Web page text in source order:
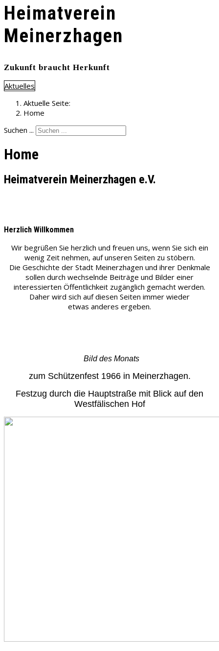
Heimatverein
Meinerzhagen
Zukunft braucht Herkunft
Aktuelles
Aktuelle Seite:
Home
Suchen ...
Home
Heimatverein Meinerzhagen e.V.
Herzlich Willkommen
Wir begrüßen Sie herzlich und freuen uns, wenn Sie sich ein
wenig Zeit nehmen, auf unseren Seiten zu stöbern.
Die Geschichte der Stadt Meinerzhagen und ihrer Denkmale
sollen durch wechselnde Beiträge und Bilder einer
interessierten Öffentlichkeit zugänglich gemacht werden.
Daher wird sich auf diesen Seiten immer wieder
etwas anderes ergeben.
Bild des Monats
zum Schützenfest 1966 in Meinerzhagen.
Festzug durch die Hauptstraße mit Blick auf den
Westfälischen Hof